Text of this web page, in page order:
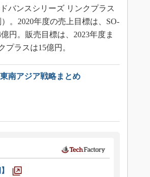
バンスシリーズ リンクプラス
。2020年度の売上目標は、SO-
円。販売目標は、2023年度ま
ラスは15億円。
南アジア戦略まとめ